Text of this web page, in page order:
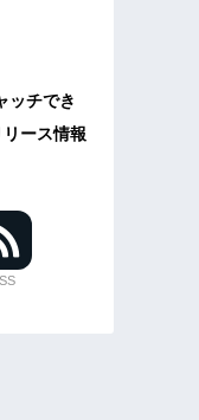
ッチでき
ース情報